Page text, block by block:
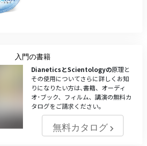
入門の書籍
DianeticsとScientologyの原理と
その使用についてさらに詳しくお知
りになりたい方は､書籍、オーディ
オ･ブック、フィルム、講演の無料カ
タログをご請求ください。
無料カタログ